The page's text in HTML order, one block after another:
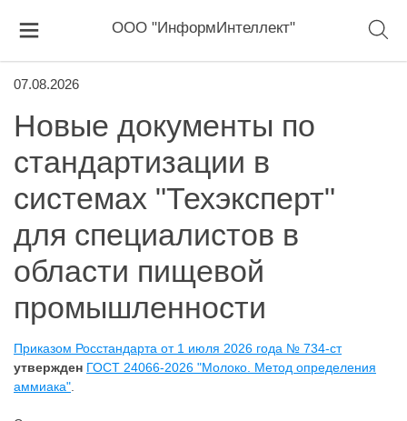
ООО "ИнформИнтеллект"
07.08.2026
Новые документы по
стандартизации в
системах "Техэксперт"
для специалистов в
области пищевой
промышленности
Приказом Росстандарта от 1 июля 2026 года № 734-ст
утвержден ГОСТ 24066-2026 "Молоко. Метод определения
аммиака"